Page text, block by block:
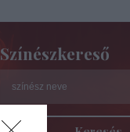
Színészkereső